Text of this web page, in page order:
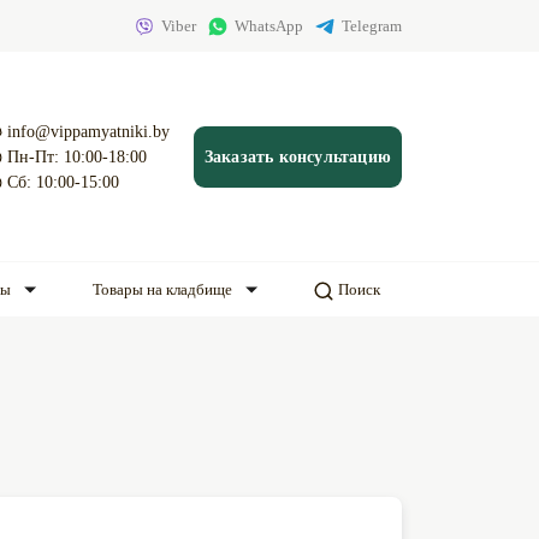
Viber WhatsApp Telegram
info@vippamyatniki.by
Пн-Пт: 10:00-18:00
Сб: 10:00-15:00
Заказать консультацию
Товары на кладбище Поиск